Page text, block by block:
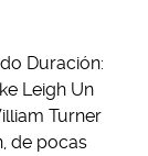
Duración:
Leigh Un
Turner
de pocas